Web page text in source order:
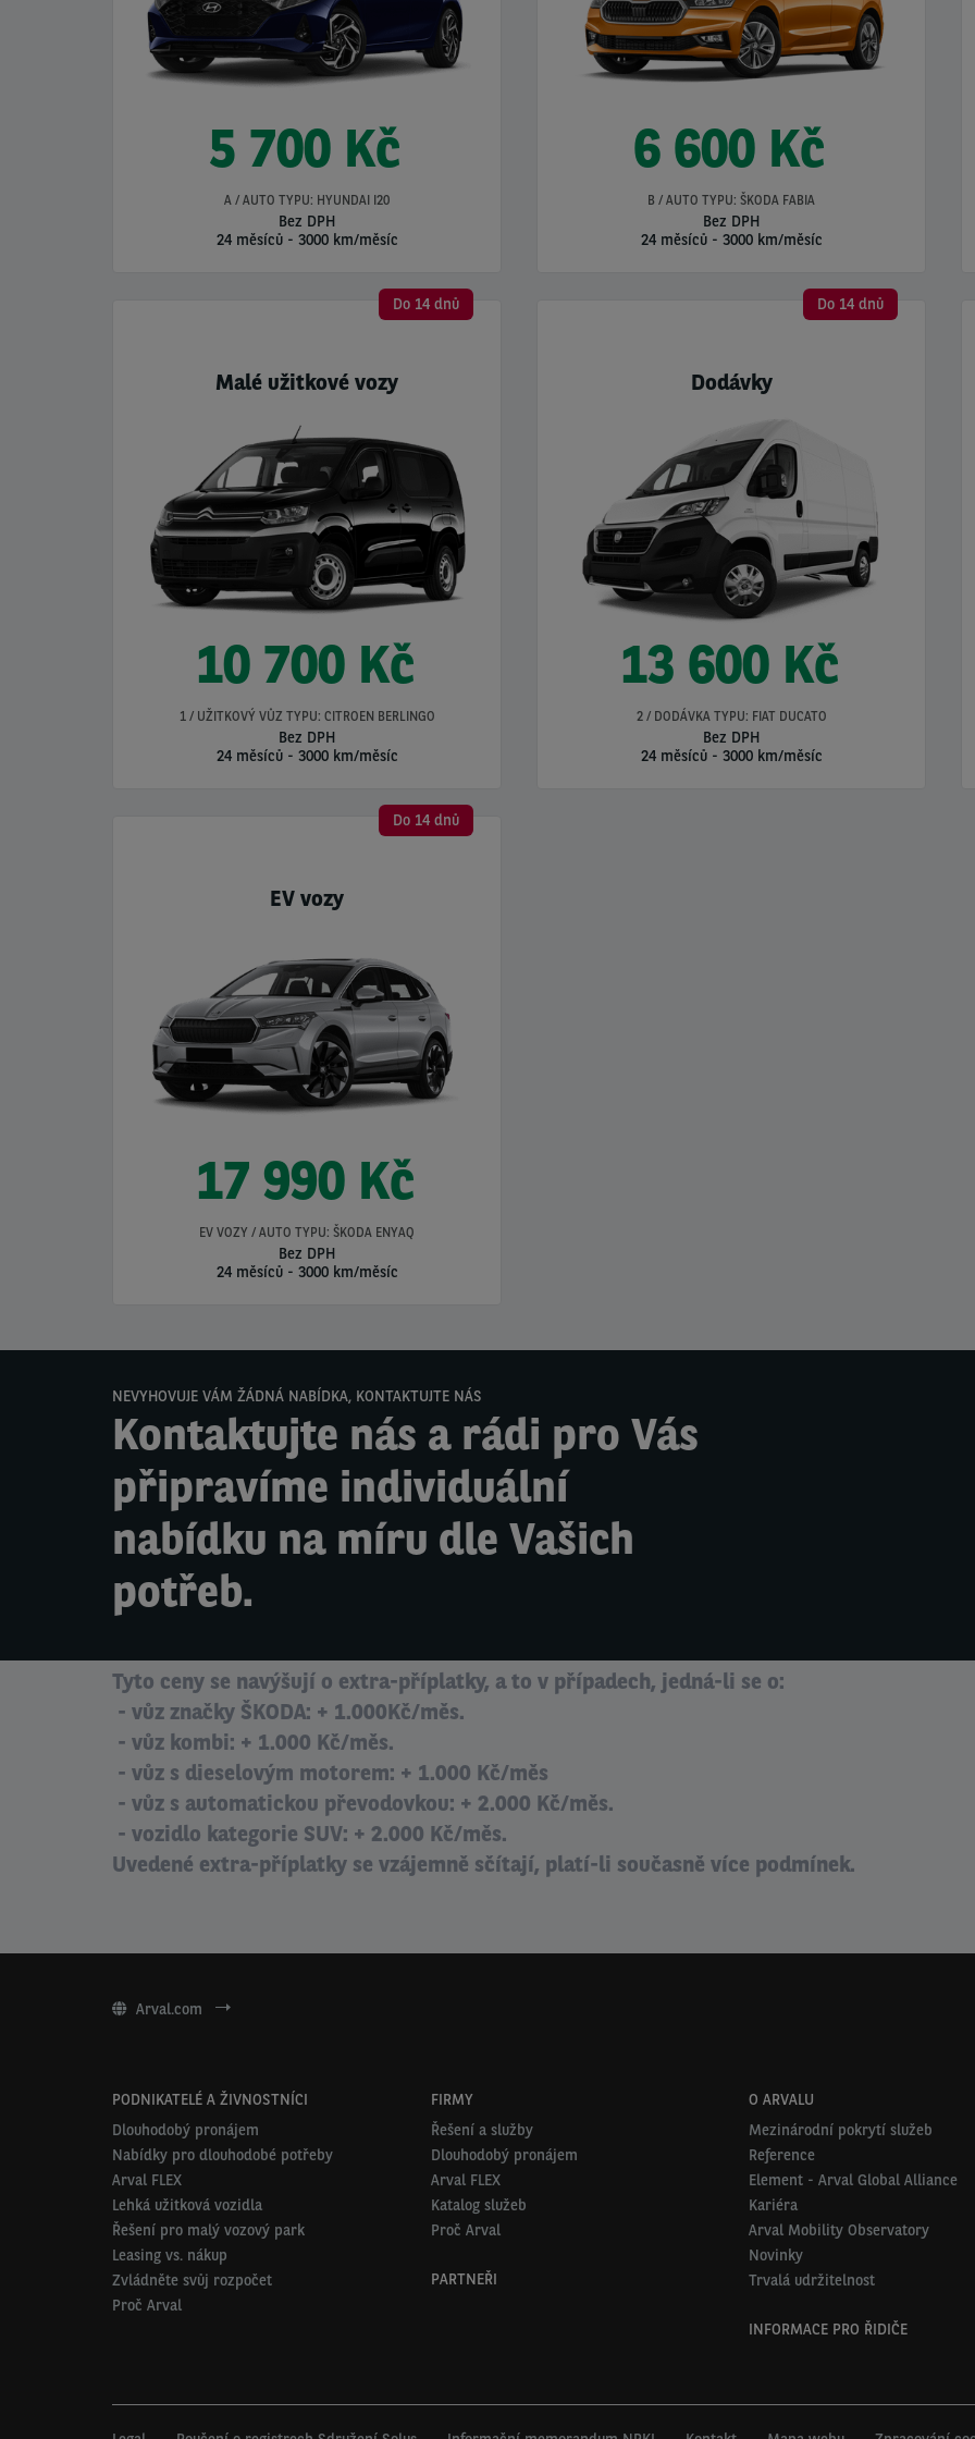
5 700 Kč
A / AUTO TYPU: HYUNDAI I20
Bez DPH
24 měsíců - 3000 km/měsíc
6 600 Kč
B / AUTO TYPU: ŠKODA FABIA
Bez DPH
24 měsíců - 3000 km/měsíc
Do 14 dnů
Malé užitkové vozy
10 700 Kč
1 / UŽITKOVÝ VŮZ TYPU: CITROEN BERLINGO
Bez DPH
24 měsíců - 3000 km/měsíc
Do 14 dnů
Dodávky
13 600 Kč
2 / DODÁVKA TYPU: FIAT DUCATO
Bez DPH
24 měsíců - 3000 km/měsíc
Do 14 dnů
EV vozy
17 990 Kč
EV VOZY / AUTO TYPU: ŠKODA ENYAQ
Bez DPH
24 měsíců - 3000 km/měsíc
NEVYHOVUJE VÁM ŽÁDNÁ NABÍDKA, KONTAKTUJTE NÁS
Kontaktujte nás a rádi pro Vás
připravíme individuální
nabídku na míru dle Vašich
potřeb.
Tyto ceny se navýšují o extra-příplatky, a to v případech, jedná-li se o:
- vůz značky ŠKODA: + 1.000Kč/měs.
- vůz kombi: + 1.000 Kč/měs.
- vůz s dieselovým motorem: + 1.000 Kč/měs
- vůz s automatickou převodovkou: + 2.000 Kč/měs.
- vozidlo kategorie SUV: + 2.000 Kč/měs.
Uvedené extra-příplatky se vzájemně sčítají, platí-li současně více podmínek.
Arval.com
PODNIKATELÉ A ŽIVNOSTNÍCI
Dlouhodobý pronájem
Nabídky pro dlouhodobé potřeby
Arval FLEX
Lehká užitková vozidla
Řešení pro malý vozový park
Leasing vs. nákup
Zvládněte svůj rozpočet
Proč Arval
FIRMY
Řešení a služby
Dlouhodobý pronájem
Arval FLEX
Katalog služeb
Proč Arval
PARTNEŘI
O ARVALU
Mezinárodní pokrytí služeb
Reference
Element - Arval Global Alliance
Kariéra
Arval Mobility Observatory
Novinky
Trvalá udržitelnost
INFORMACE PRO ŘIDIČE